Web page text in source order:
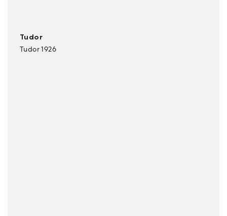
Tudor
Tudor 1926